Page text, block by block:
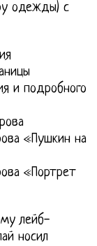
одежды) с
и подробного
«Пушкин на
«Портрет
лейб-
носил